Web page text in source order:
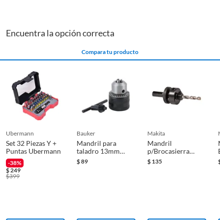
Encuentra la opción correcta
Compara tu producto
ubermann
Set 32 Piezas Y +
Puntas Ubermann
-38%
$249
$399
bauker
Mandril para
taladro 13mm
bauker
$89
makita
Mandril
p/Brocasierra
(2"-6") c/Broca
Piloto
$ 135